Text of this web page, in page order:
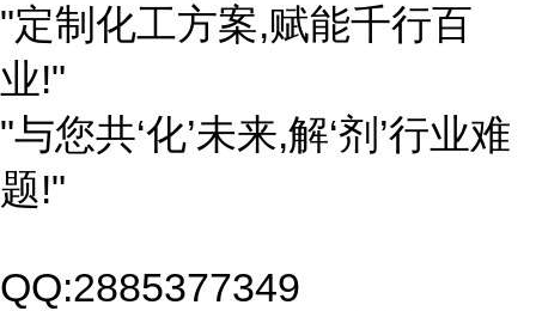
"定制化工方案,赋能千行百
业!"
"与您共‘化’未来,解‘剂’行业难
题!"
QQ:2885377349